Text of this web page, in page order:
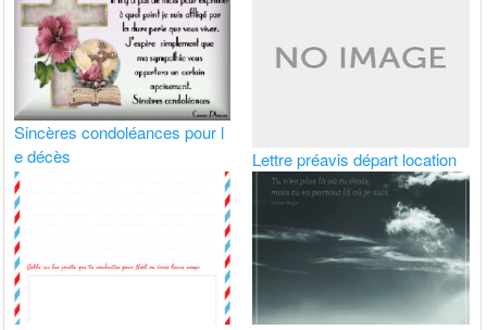
Sincères condoléances pour l
e décès
Lettre préavis départ location